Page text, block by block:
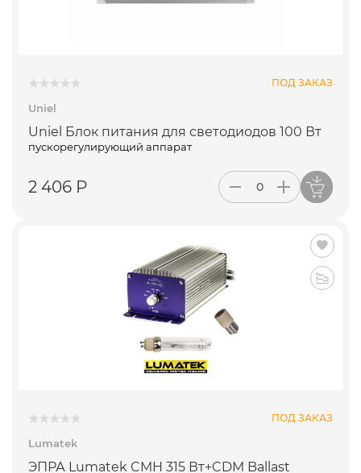
ПОД ЗАКАЗ
Uniel
Uniel Блок питания для светодиодов 100 Вт
пускорегулирующий аппарат
2 406 Р
ПОД ЗАКАЗ
Lumatek
ЭПРА Lumatek CMH 315 Вт+CDM Ballast